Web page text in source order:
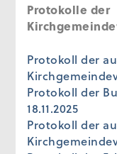
Protokolle der
Protokoll der
Protokoll der
18.11.2025
Protokoll der